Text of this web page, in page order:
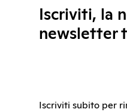
Iscriviti, la
newsletter
Iscriviti subito per